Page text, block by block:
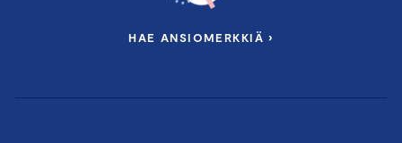
HAE ANSIOMERKKIÄ ›